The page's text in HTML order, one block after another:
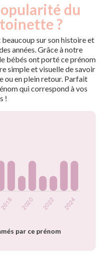
du
?
sur son histoire et
années. Grâce à notre
bébés ont porté ce prénom
simple et visuelle de savoir
ou en plein retour. Parfait
qui correspond à vos
!
par ce prénom